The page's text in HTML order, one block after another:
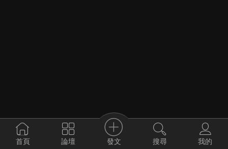
首頁 論壇 發文 搜尋 我的